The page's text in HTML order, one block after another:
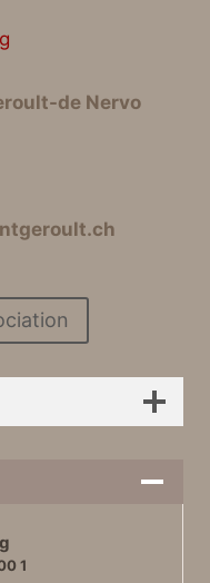
de Nervo
1